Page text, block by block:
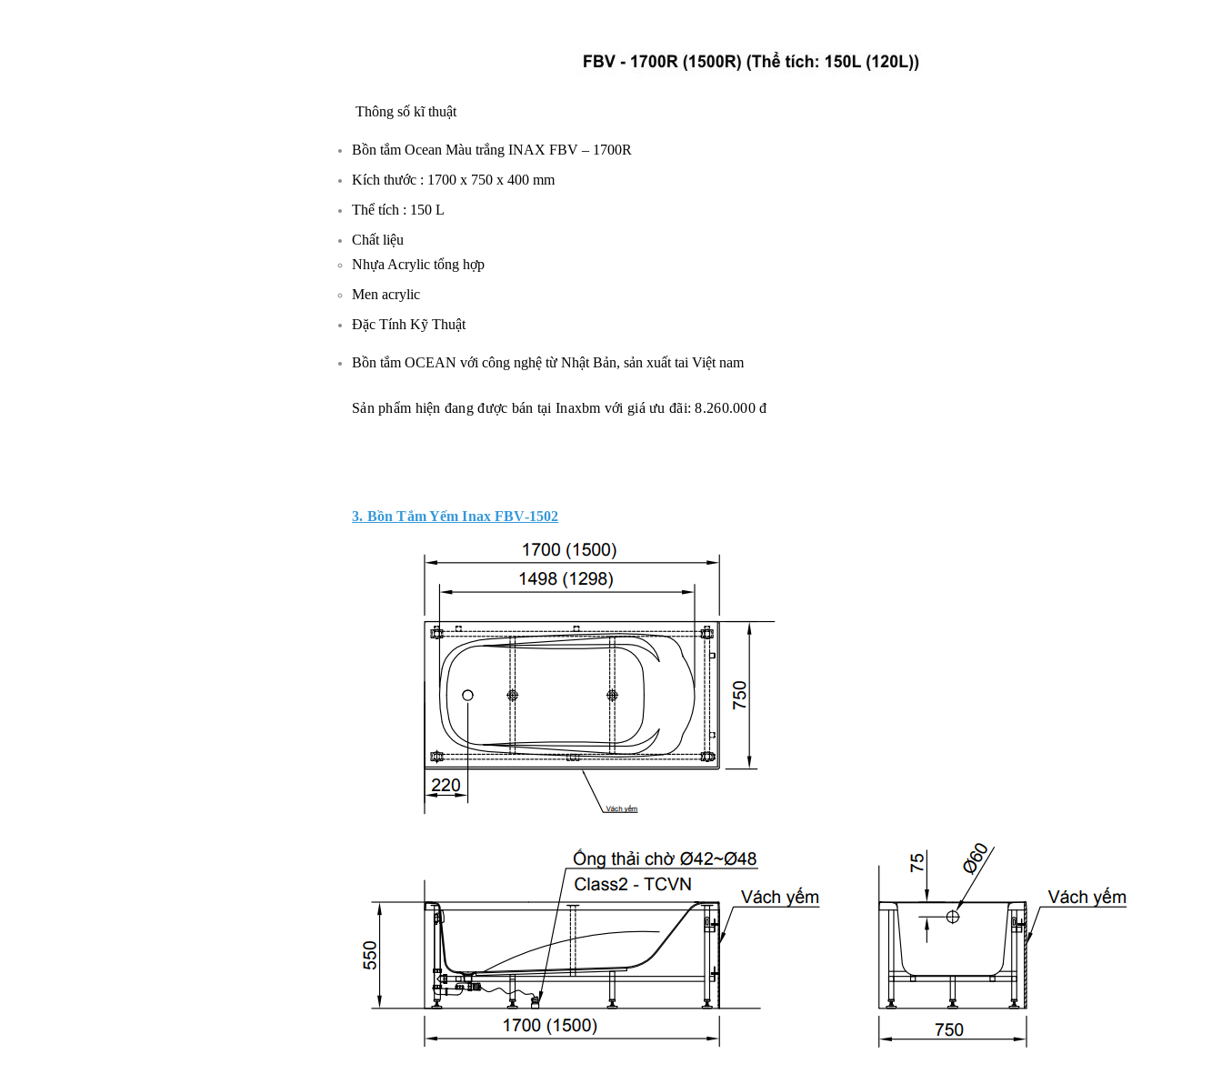
Thông số kĩ thuật
Bồn tắm Ocean Màu trắng INAX FBV – 1700R
Kích thước : 1700 x 750 x 400 mm
Thể tích : 150 L
Chất liệu
Nhựa Acrylic tổng hợp
Men acrylic
Đặc Tính Kỹ Thuật
Bồn tắm OCEAN với công nghệ từ Nhật Bản, sản xuất tai Việt nam
Sản phẩm hiện đang được bán tại Inaxbm với giá ưu đãi: 8.260.000 đ
3. Bồn Tắm Yếm Inax FBV-1502